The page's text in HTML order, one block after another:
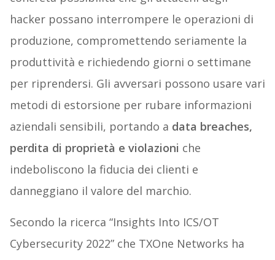
hacker possano interrompere le operazioni di
produzione, compromettendo seriamente la
produttività e richiedendo giorni o settimane
per riprendersi. Gli avversari possono usare vari
metodi di estorsione per rubare informazioni
aziendali sensibili, portando a data breaches,
perdita di proprietà e violazioni che
indeboliscono la fiducia dei clienti e
danneggiano il valore del marchio.
Secondo la ricerca “Insights Into ICS/OT
Cybersecurity 2022” che TXOne Networks ha